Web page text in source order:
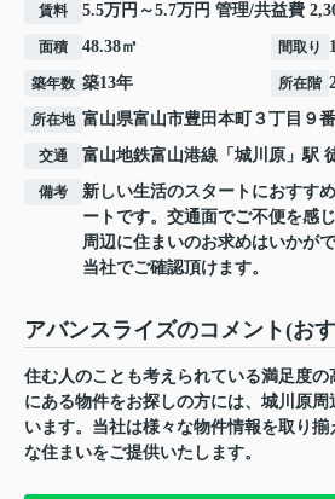
賃料 5.5万円～5.7万円 管理/共益費
面積 48.38㎡ 間取り
築年数 築13年 所在階
所在地 富山県富山市豊田本町 ３丁目９
交通 富山地鉄富山港線 「 城川原 」駅
備考
新しい生活のスタートにおすす
ートです。交通面でご不便を感
周辺に住まいのお求めはいかが
当社でご確認頂けます。
アバンスライズのコメント(お
住む人のことも考えられている満足度
にある物件をお探しの方には、城川原
います。当社は様々な物件情報を取り
な住まいをご提供いたします。